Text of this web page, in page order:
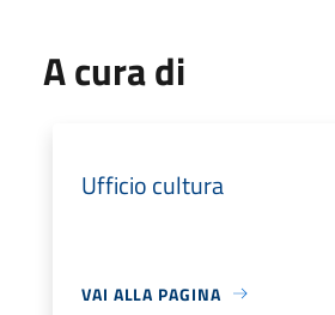
A cura di
Ufficio cultura
VAI ALLA PAGINA